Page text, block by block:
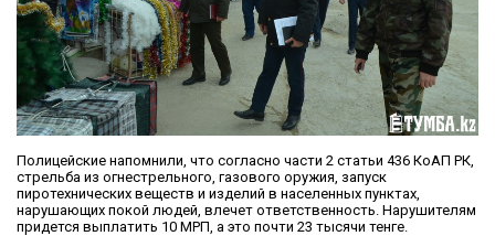
Полицейские напомнили, что согласно части 2 статьи 436 КоАП РК,
стрельба из огнестрельного, газового оружия, запуск
пиротехнических веществ и изделий в населенных пунктах,
нарушающих покой людей, влечет ответственность. Нарушителям
придется выплатить 10 МРП, а это почти 23 тысячи тенге.